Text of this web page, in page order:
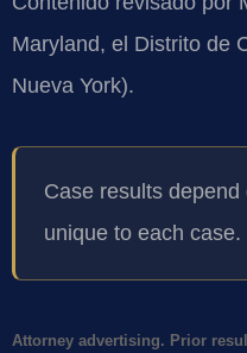
Maryland, el Distrito de
Nueva York).
Case results
unique to each case.
Attorney advertising. Prior